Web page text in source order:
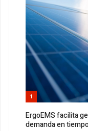
1
ErgoEMS facilita
demanda en